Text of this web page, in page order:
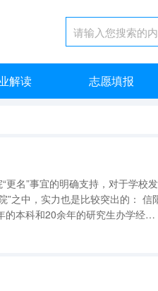
解读 志愿填报
，实力也是比较突出的： 信阳
的本科和20余年的研究生办学经
，设有83个本科专业，16个一级